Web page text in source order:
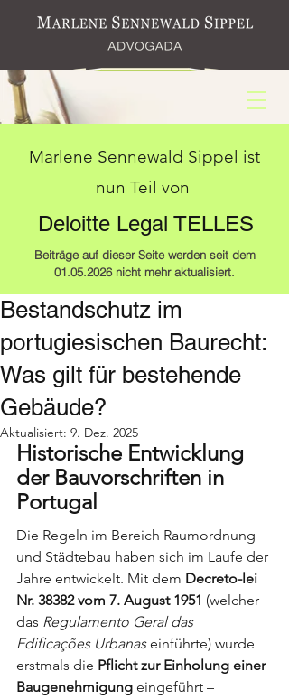
Marlene Sennewald Sippel ist
nun Teil von
Deloitte Legal TELLES
Beiträge auf dieser Seite werden seit dem
01.05.2026nicht mehr aktualisiert.
Bestandschutz im
portugiesischen Baurecht:
Was gilt für bestehende
Gebäude?
Aktualisiert: 9. Dez. 2025
Historische Entwicklung
der Bauvorschriften in
Portugal
Die Regeln im Bereich Raumordnung
und Städtebau haben sich im Laufe der
Jahre entwickelt. Mit dem Decreto-lei
Nr. 38382 vom 7. August 1951 (welcher
das Regulamento Geral das
Edificações Urbanas einführte) wurde
erstmals die Pflicht zur Einholung einer
Baugenehmigung eingeführt –